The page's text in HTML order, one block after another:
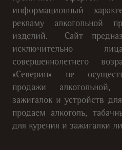
информационный
рекламу алкогольной
изделий. Сайт
исключительно
совершеннолетнего
«Северин» не
продажи алкогольной,
зажигалок и устройств
продаем алкоголь,
для курения и зажигалки